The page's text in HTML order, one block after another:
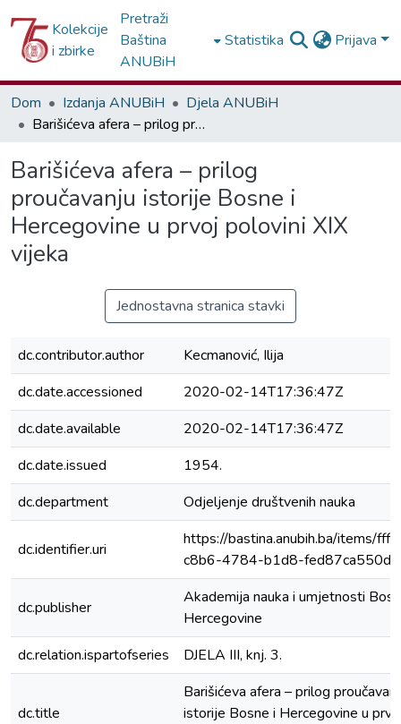
Kolekcije
i zbirke
Pretraži
Baština
ANUBiH
Statistika Prijava
Dom Izdanja ANUBiH
Djela ANUBiH
Barišićeva afera – prilog proučavanju istorije Bosne i Hercegovine u prvoj polovini XIX vijeka
Barišićeva afera – prilog
proučavanju istorije Bosne i
Hercegovine u prvoj polovini XIX
vijeka
Jednostavna stranica stavki
dc.contributor.author
Kecmanović, Ilija
dc.date.accessioned
2020-02-14T17:36:47Z
dc.date.available
2020-02-14T17:36:47Z
dc.date.issued
1954.
dc.department
Odjeljenje društvenih nauka
dc.identifier.uri
https://bastina.anubih.ba/items/
c8b6-4784-b1d8-fed87ca550d3
dc.publisher
Akademija nauka i umjetnosti
Hercegovine
dc.relation.ispartofseries
DJELA III, knj. 3.
dc.title
Barišićeva afera – prilog
istorije Bosne i Hercegovine u